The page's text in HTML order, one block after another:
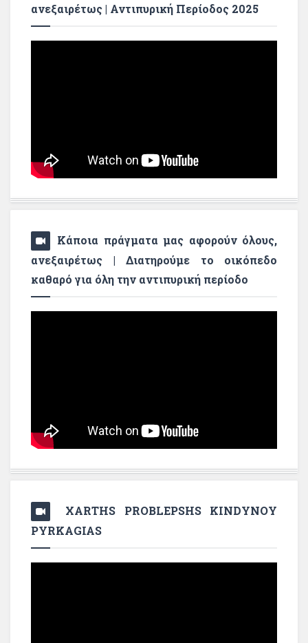
ανεξαιρέτως | Αντιπυρική Περίοδος 2025
Κάποια πράγματα μας αφορούν όλους,
ανεξαιρέτως | Διατηρούμε το οικόπεδο
καθαρό για όλη την αντιπυρική περίοδο
XARTHS PROBLEPSHS KINDYNOY
PYRKAGIAS